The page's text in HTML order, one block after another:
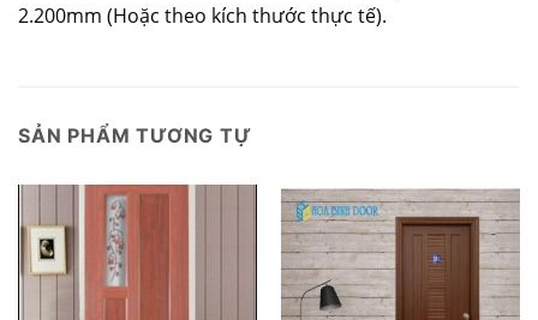
2.200mm (Hoặc theo kích thước thực tế).
SẢN PHẨM TƯƠNG TỰ